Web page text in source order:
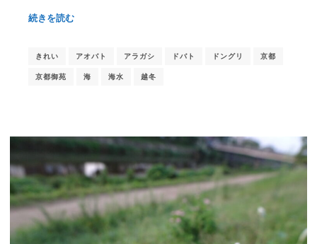
続きを読む
きれい アオバト アラガシ ドバト ドングリ 京都
京都御苑 海 海水 越冬